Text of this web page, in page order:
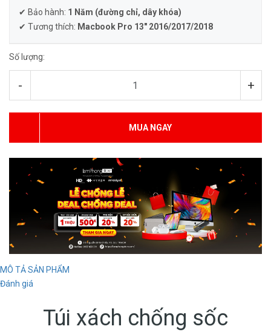
✔ Bảo hành: 1 Năm (đường chỉ, dây khóa)
✔ Tương thích: Macbook Pro 13" 2016/2017/2018
Số lượng:
- +
MUA NGAY
MÔ TẢ SẢN PHẨM
Đánh giá
Túi xách chống sốc